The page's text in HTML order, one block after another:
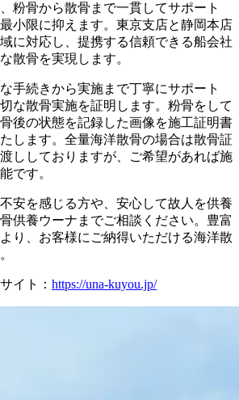
粉骨から散骨まで一貫してサポート
小限に抑えます。東京支店と静岡本店
に対応し、提携する信頼できる船会社
散骨を実現します。
手続きから実施まで丁寧にサポート
な散骨実施を証明します。粉骨をして
後の状態を記録した画像を施工証明書
します。全量海洋散骨の場合は散骨証
ししておりますが、ご希望があれば施
です。
安を感じる方や、安心して故人を供養
供養ウーナまでご相談ください。豊富
り、お客様にご納得いただける海洋散
イト： https://una-kuyou.jp/